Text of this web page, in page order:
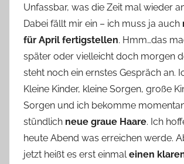
o
n
n
e
Unfassbar, was die Zeit mal wieder
Dabei fällt mir ein – ich muss ja auch
für April fertigstellen. Hmm…das
später oder vielleicht doch morgen
steht noch ein ernstes Gespräch an.
Kleine Kinder, kleine Sorgen, große
Sorgen und ich bekomme
stündlich neue graue Haare. Ich
heute Abend was erreichen werde.
jetzt heißt es erst einmal einen